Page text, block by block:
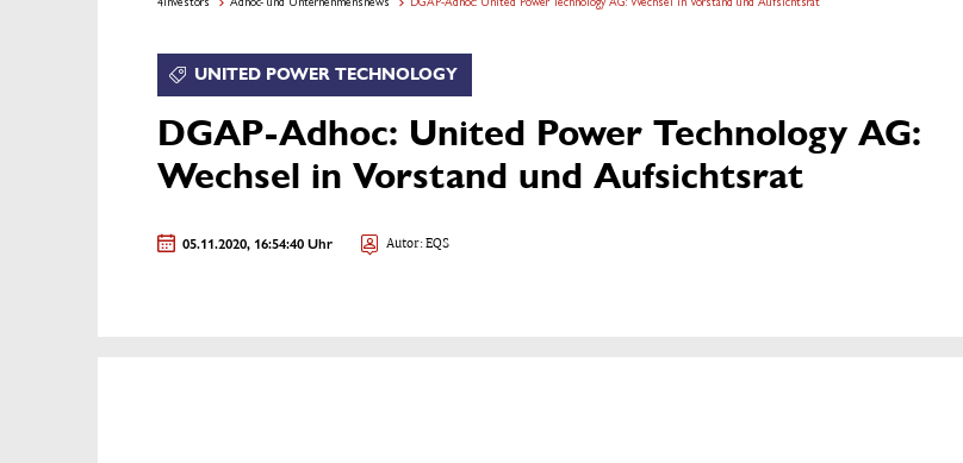
UNITED POWER TECHNOLOGY
DGAP-Adhoc: United Power Technology AG:
Wechsel in Vorstand und Aufsichtsrat
05.11.2020, 16:54:40 Uhr Autor: EQS